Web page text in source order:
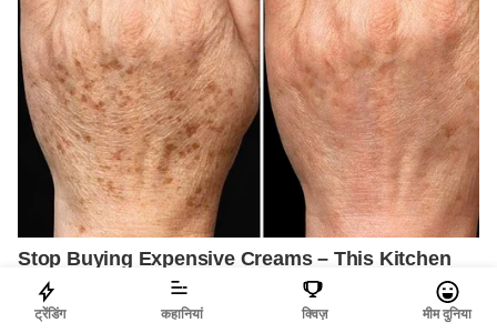
ट्रेंडिंग कहानियां क्विज़ मीम दुनिया